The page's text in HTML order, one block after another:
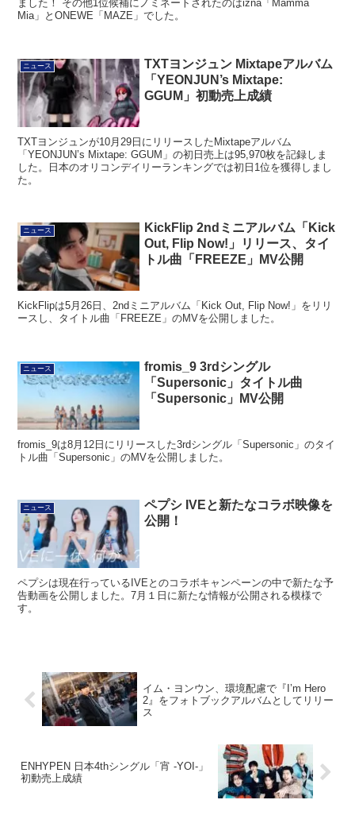
ました！ その他1位候補にノミネートされたのはizna「Mamma
Mia」とONEWE「MAZE」でした。
ニュース
TXTヨンジュン Mixtapeアルバム
「YEONJUN’s Mixtape:
GGUM」初動売上成績
TXTヨンジュンが10月29日にリリースしたMixtapeアルバム
「YEONJUN’s Mixtape: GGUM」の初日売上は95,970枚を記録しま
した。日本のオリコンデイリーランキングでは初日1位を獲得しまし
た。
ニュース
KickFlip 2ndミニアルバム「Kick
Out, Flip Now!」リリース、タイ
トル曲「FREEZE」MV公開
KickFlipは5月26日、2ndミニアルバム「Kick Out, Flip Now!」をリリ
ースし、タイトル曲「FREEZE」のMVを公開しました。
ニュース
fromis_9 3rdシングル
「Supersonic」タイトル曲
「Supersonic」MV公開
fromis_9は8月12日にリリースした3rdシングル「Supersonic」のタイ
トル曲「Supersonic」のMVを公開しました。
ニュース
ペプシ IVEと新たなコラボ映像を
公開！
ペプシは現在行っているIVEとのコラボキャンペーンの中で新たな予
告動画を公開しました。7月１日に新たな情報が公開される模様で
す。
イム・ヨンウン、環境配慮で『I’m Hero
2』をフォトブックアルバムとしてリリー
ス
ENHYPEN 日本4thシングル「宵 -YOI-」
初動売上成績